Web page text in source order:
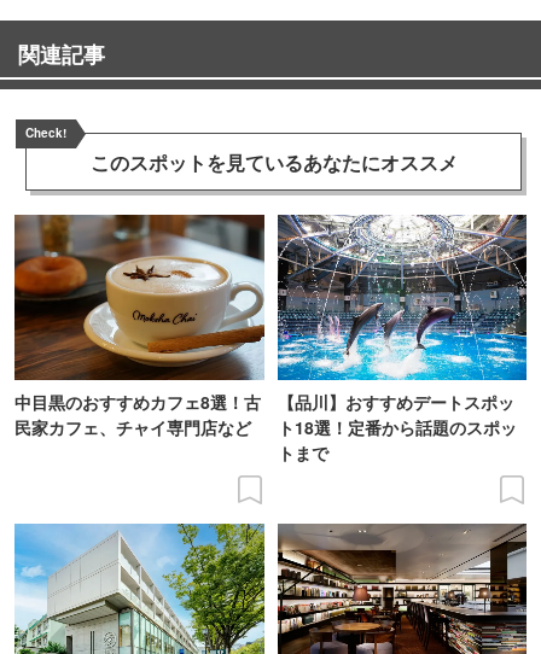
関連記事
Check!
このスポットを見ているあなたにオススメ
中目黒のおすすめカフェ8選！古
民家カフェ、チャイ専門店など
【品川】おすすめデートスポッ
ト18選！定番から話題のスポッ
トまで